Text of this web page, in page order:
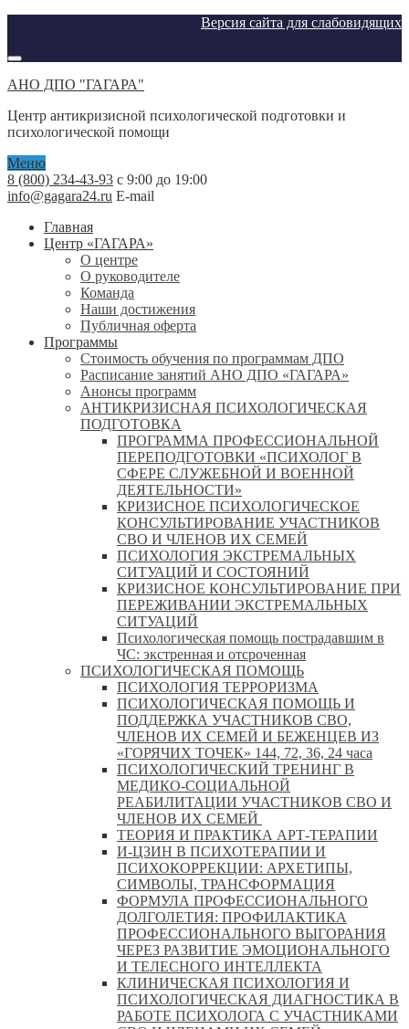
Версия сайта для слабовидящих
АНО ДПО "ГАГАРА"
Центр антикризисной психологической подготовки и
психологической помощи
Меню
8 (800) 234-43-93 с 9:00 до 19:00
info@gagara24.ru E-mail
Главная
Центр «ГАГАРА»
О центре
О руководителе
Команда
Наши достижения
Публичная оферта
Программы
Стоимость обучения по программам ДПО
Расписание занятий АНО ДПО «ГАГАРА»
Анонсы программ
АНТИКРИЗИСНАЯ ПСИХОЛОГИЧЕСКАЯ
ПОДГОТОВКА
ПРОГРАММА ПРОФЕССИОНАЛЬНОЙ
ПЕРЕПОДГОТОВКИ «ПСИХОЛОГ В
СФЕРЕ СЛУЖЕБНОЙ И ВОЕННОЙ
ДЕЯТЕЛЬНОСТИ»
КРИЗИСНОЕ ПСИХОЛОГИЧЕСКОЕ
КОНСУЛЬТИРОВАНИЕ УЧАСТНИКОВ
СВО И ЧЛЕНОВ ИХ СЕМЕЙ
ПСИХОЛОГИЯ ЭКСТРЕМАЛЬНЫХ
СИТУАЦИЙ И СОСТОЯНИЙ
КРИЗИСНОЕ КОНСУЛЬТИРОВАНИЕ ПРИ
ПЕРЕЖИВАНИИ ЭКСТРЕМАЛЬНЫХ
СИТУАЦИЙ
Психологическая помощь пострадавшим в
ЧС: экстренная и отсроченная
ПСИХОЛОГИЧЕСКАЯ ПОМОЩЬ
ПСИХОЛОГИЯ ТЕРРОРИЗМА
ПСИХОЛОГИЧЕСКАЯ ПОМОЩЬ И
ПОДДЕРЖКА УЧАСТНИКОВ СВО,
ЧЛЕНОВ ИХ СЕМЕЙ И БЕЖЕНЦЕВ ИЗ
«ГОРЯЧИХ ТОЧЕК» 144, 72, 36, 24 часа
ПСИХОЛОГИЧЕСКИЙ ТРЕНИНГ В
МЕДИКО-СОЦИАЛЬНОЙ
РЕАБИЛИТАЦИИ УЧАСТНИКОВ СВО И
ЧЛЕНОВ ИХ СЕМЕЙ
ТЕОРИЯ И ПРАКТИКА АРТ-ТЕРАПИИ
И-ЦЗИН В ПСИХОТЕРАПИИ И
ПСИХОКОРРЕКЦИИ: АРХЕТИПЫ,
СИМВОЛЫ, ТРАНСФОРМАЦИЯ
ФОРМУЛА ПРОФЕССИОНАЛЬНОГО
ДОЛГОЛЕТИЯ: ПРОФИЛАКТИКА
ПРОФЕССИОНАЛЬНОГО ВЫГОРАНИЯ
ЧЕРЕЗ РАЗВИТИЕ ЭМОЦИОНАЛЬНОГО
И ТЕЛЕСНОГО ИНТЕЛЛЕКТА
КЛИНИЧЕСКАЯ ПСИХОЛОГИЯ И
ПСИХОЛОГИЧЕСКАЯ ДИАГНОСТИКА В
РАБОТЕ ПСИХОЛОГА С УЧАСТНИКАМИ